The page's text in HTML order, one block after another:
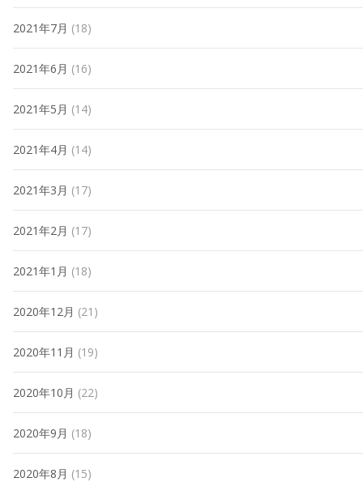
2021年7月 (18)
2021年6月 (16)
2021年5月 (14)
2021年4月 (14)
2021年3月 (17)
2021年2月 (17)
2021年1月 (18)
2020年12月 (21)
2020年11月 (19)
2020年10月 (22)
2020年9月 (18)
2020年8月 (15)